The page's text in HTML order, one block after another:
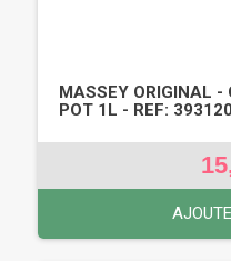
MASSEY ORIGINAL -
POT 1L - REF: